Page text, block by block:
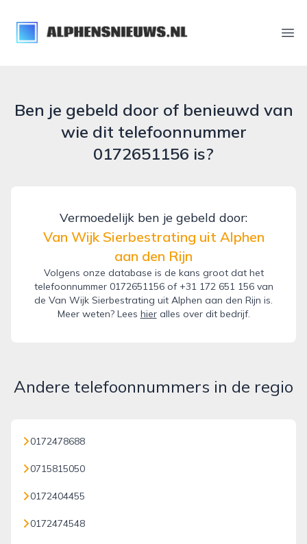
alphensnieuws.nl
Ben je gebeld door of benieuwd van
wie dit telefoonnummer
0172651156 is?
Vermoedelijk ben je gebeld door:
Van Wijk Sierbestrating uit Alphen
aan den Rijn
Volgens onze database is de kans groot dat het
telefoonnummer 0172651156 of +31 172 651 156 van
de Van Wijk Sierbestrating uit Alphen aan den Rijn is.
Meer weten? Lees hieralles over dit bedrijf.
Andere telefoonnummers in de regio
0172478688
0715815050
0172404455
0172474548